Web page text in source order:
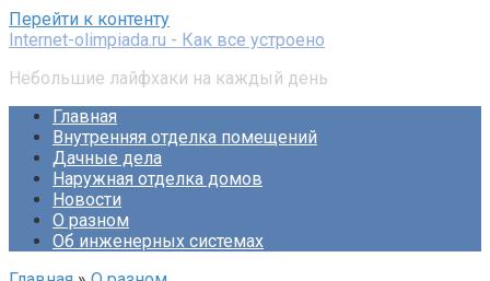
Перейти к контенту
Internet-olimpiada.ru - Как все устроено
Небольшие лайфхаки на каждый день
Главная
Внутренняя отделка помещений
Дачные дела
Наружная отделка домов
Новости
О разном
Об инженерных системах